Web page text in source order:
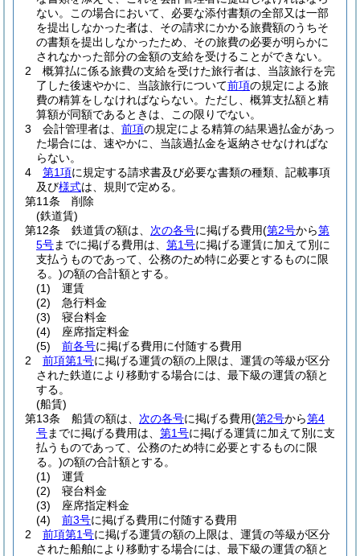
ない。
この場合において、必要な添付書類の全部又は一部
を提出しなかった者は、その請求にかかる旅費額のうちそ
の書類を提出しなかったため、その旅費の必要が明らかに
されなかった部分の金額の支給を受けることができない。
2
概算払に係る旅費の支給を受けた旅行者は、当該旅行を完
了した後速やかに、当該旅行について前項の規定による旅
費の精算をしなければならない。 ただし、概算支払額と精
算額が同額であるときは、この限りでない。
3
会計管理者は、 前項の規定による精算の結果過払金があっ
た場合には、速やかに、当該過払金を返納させなければな
らない。
4
第1項に規定する請求書及び必要な書類の種類、記載事項
及び様式は、規則で定める。
第11条
削除
(鉄道賃)
第12条
鉄道賃の額は、 次の各号に掲げる費用(第2号から第
5号までに掲げる費用は、 第1号に掲げる運賃に加えて別に
支払うものであって、公務のため特に必要とするものに限
る。)の額の合計額とする。
(1)
運賃
(2)
急行料金
(3)
寝台料金
(4)
座席指定料金
(5)
前各号に掲げる費用に付随する費用
2
前項第1号に掲げる運賃の額の上限は、運賃の等級が区分
された鉄道により移動する場合には、最下級の運賃の額と
する。
(船賃)
第13条
船賃の額は、 次の各号に掲げる費用(第2号から第4
号までに掲げる費用は、 第1号に掲げる運賃に加えて別に支
払うものであって、公務のため特に必要とするものに限
る。)の額の合計額とする。
(1)
運賃
(2)
寝台料金
(3)
座席指定料金
(4)
前3号に掲げる費用に付随する費用
2
前項第1号に掲げる運賃の額の上限は、運賃の等級が区分
された船舶により移動する場合には、最下級の運賃の額と